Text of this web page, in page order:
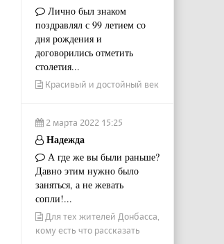
Лично был знаком
поздравлял с 99 летием со
дня рождения и
договорились отметить
столетия...
Красивый и достойный век
2 марта 2022 15:25
Надежда
А где же вы были раньше?
Давно этим нужно было
заняться, а не жевать
сопли!...
Для тех жителей Донбасса,
кому есть что рассказать